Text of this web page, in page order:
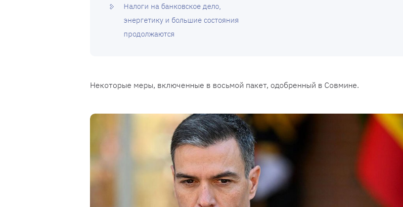
Налоги на банковское дело,
энергетику и большие состояния
продолжаются
Некоторые меры, включенные в восьмой пакет, одобренный в Совмине.